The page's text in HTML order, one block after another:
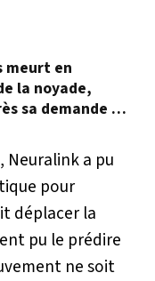
meurt en
la noyade,
sa demande en
Neuralink a pu
pour
déplacer la
pu le prédire
ne soit